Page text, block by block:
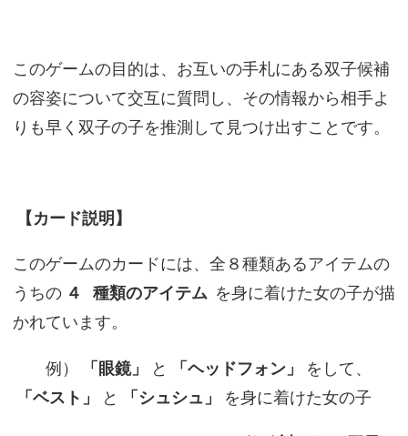
このゲームの目的は、お互いの手札にある双子候補
の容姿について交互に質問し、その情報から相手よ
りも早く双子の子を推測して見つけ出すことです。
【カード説明】
このゲームのカードには、全８種類あるアイテムの
うちの ４ 種類のアイテム を身に着けた女の子が描
かれています。
例） 「眼鏡」 と 「ヘッドフォン」
をして、
「ベスト」
と 「シュシュ」 を身に着けた女の子